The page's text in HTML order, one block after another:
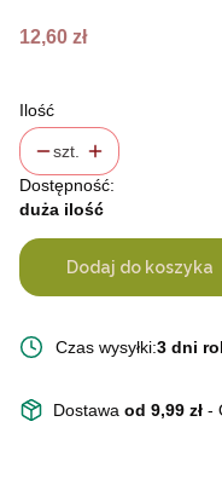
Cena
12,60 zł
Ilość
szt.
Dostępność:
duża ilość
Dodaj do koszyka
Czas wysyłki:3 dni
Dostawa od 9,99 zł -